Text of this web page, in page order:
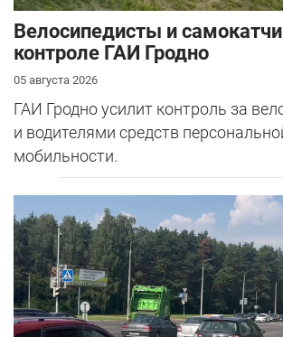
Велосипедисты и
контроле ГАИ Гродно
05 августа 2026
ГАИ Гродно усилит контроль за
и водителями средств
мобильности.